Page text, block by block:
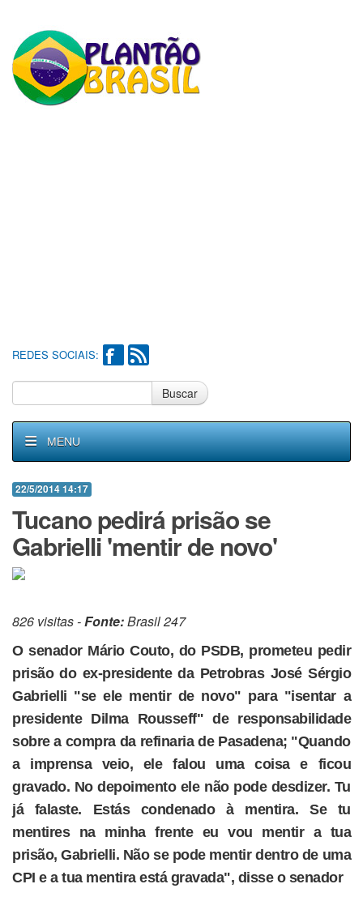
REDES SOCIAIS:
Buscar
MENU
22/5/2014 14:17
Tucano pedirá prisão se
Gabrielli 'mentir de novo'
826 visitas -Fonte:Brasil 247
O senador Mário Couto, do PSDB, prometeu pedir
prisão do ex-presidente da Petrobras José Sérgio
Gabrielli "se ele mentir de novo" para "isentar a
presidente Dilma Rousseff" de responsabilidade
sobre a compra da refinaria de Pasadena; "Quando
a imprensa veio, ele falou uma coisa e ficou
gravado. No depoimento ele não pode desdizer. Tu
já falaste. Estás condenado à mentira. Se tu
mentires na minha frente eu vou mentir a tua
prisão, Gabrielli. Não se pode mentir dentro de uma
CPI e a tua mentira está gravada", disse o senador